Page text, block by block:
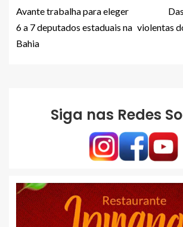
Avante trabalha para eleger
6 a 7 deputados estaduais na
Bahia
violentas
Siga nas Redes